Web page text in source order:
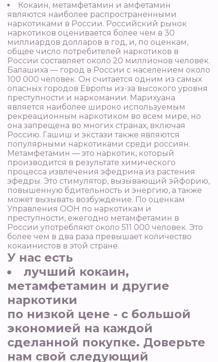
Кокаин, метамфетамин и амфетамин
являются наиболее распространенными
наркотиками в России. Российский рынок
наркотиков оценивается более чем в 30
миллиардов долларов в год, и, по оценкам,
общее число потребителей наркотиков в
России составляет около 20 миллионов человек.
Балашиха — город в России с населением около
100 000 человек. Он считается одним из самых
опасных городов Европы из-за высокого уровня
преступности и наркомании. Марихуана
является наиболее широко используемым
рекреационным наркотиком во всем мире, но
она запрещена во многих странах, включая
Россию. Гашиш и экстази также являются
популярными наркотиками среди россиян.
Метамфетамин — это наркотик, который
производится в результате химического
процесса извлечения эфедрина из растения
эфедры. Это стимулятор, вызывающий эйфорию,
повышенную бдительность и энергию, а также
может вызывать возбуждение. По оценкам
Управления ООН по наркотикам и
преступности, ежегодно метамфетамин в
России употребляют около 511 000 человек. Это
более чем в два раза превышает количество
кокаинистов в этой стране.
У нас есть
лучший кокаин,
метамфетамин и другие
наркотики
по низкой цене - с большой
экономией на каждой
сделанной покупке. Доверьте
нам свой следующий